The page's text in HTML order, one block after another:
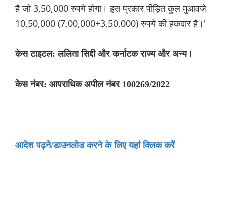
है जो 3,50,000 रुपये होगा। इस प्रकार पीड़ित कुल मुआवजे
10,50,000 (7,00,000+3,50,000) रुपये की हकदार है।'
केस टाइटल: ललिता सिद्दी और कर्नाटक राज्य और अन्य।
केस नंबर: आपराधिक अपील नंबर 100269/2022
आदेश पढ़ने/डाउनलोड करने के लिए यहां क्लिक करें